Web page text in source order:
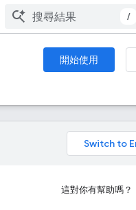
/
開始使用
這對你有幫助嗎？